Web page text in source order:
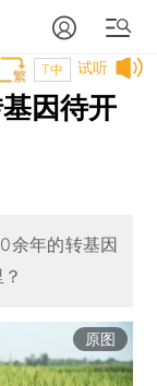
试听
T中
因待开
余年的转基因
原图